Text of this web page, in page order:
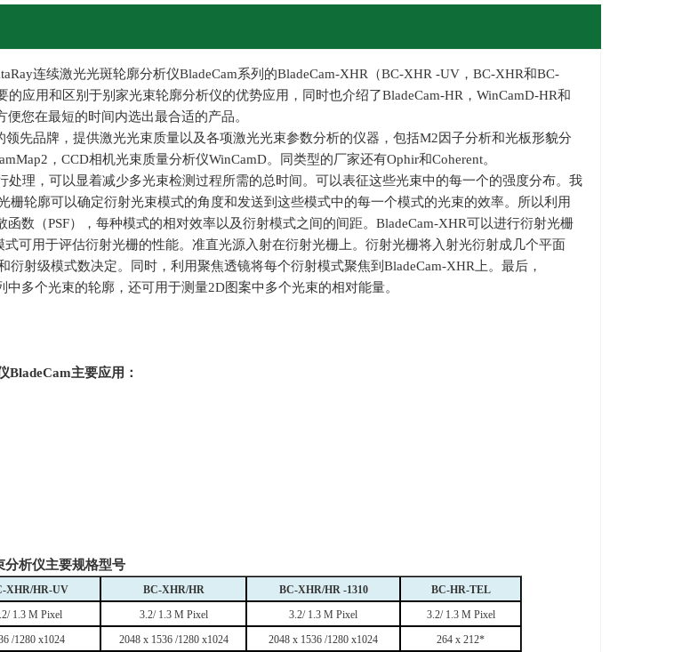
连续激光光斑轮廓分析仪BladeCam系列的BladeCam-XHR （BC-XHR -UV ， BC-XHR和BC-
的应用和区别于别家光束轮廓分析仪的优势应用，同时也介绍了BladeCam-HR ， WinCamD-HR和
便您在最短的时间内选出最合适的产品。
领先品牌，提供激光光束质量以及各项激光光束参数分析的仪器，包括M2因子分析和光板形貌分
， CCD相机光束质量分析仪WinCamD。同类型的厂家还有Ophir和Coherent。
理，可以显着减少多光束检测过程所需的总时间。可以表征这些光束中的每一个的强度分布。我
栅轮廓可以确定衍射光束模式的角度和发送到这些模式中的每一个模式的光束的效率。所以利用
函数（PSF），每种模式的相对效率以及衍射模式之间的间距。 BladeCam-XHR可以进行衍射光栅
式可用于评估衍射光栅的性能。准直光源入射在衍射光栅上。衍射光栅将入射光衍射成几个平面
衍射级模式数决定。同时，利用聚焦透镜将每个衍射模式聚焦到 BladeCam-XHR上。最后，
中多个光束的轮廓，还可用于测量2D图案中多个光束的相对能量。
BladeCam主要应用：
分析仪主要规格型号
XHR/HR-UV BC-XHR/HR BC-XHR/HR -1310
BC-HR-TEL
1.3 M Pixel 3.2/ 1.3 M Pixel 3.2/ 1.3 M Pixel
3.2/ 1.3 M Pixel
/1280 x1024 2048 x 1536 /1280 x1024 2048 x 1536 /1280 x1024
264 x 212*